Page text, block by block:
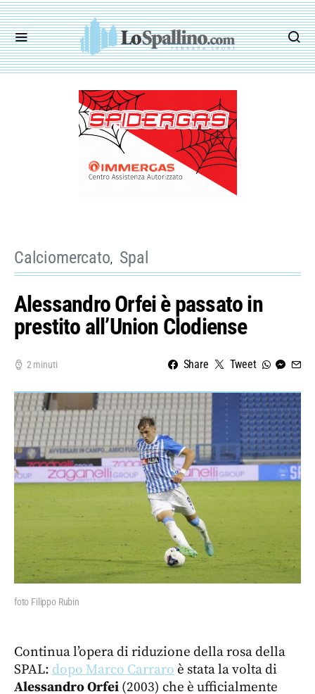
Calciomercato Spal
Alessandro Orfei è passato in
prestito all’Union Clodiense
2 minuti Share Tweet
foto Filippo Rubin
Continua l’opera di riduzione della rosa della
SPAL: dopo Marco Carraro è stata la volta di
Alessandro Orfei (2003) che è ufficialmente